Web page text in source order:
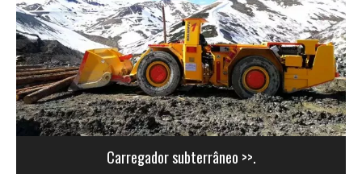
Carregador subterrâneo >>.